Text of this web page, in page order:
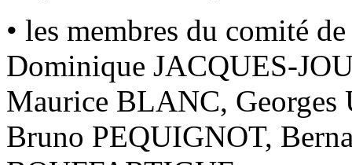
• les membres du comité
Dominique JACQUES-
Maurice BLANC,
Bruno PEQUIGNOT,